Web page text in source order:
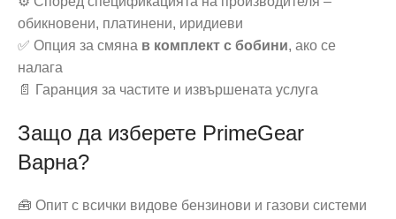
обикновени, платинени, иридиеви
✅ Опция за смяна в комплект с бобини, ако се
налага
📄 Гаранция за частите и извършената услуга
Защо да изберете PrimeGear
Варна?
🧰 Опит с всички видове бензинови и газови системи